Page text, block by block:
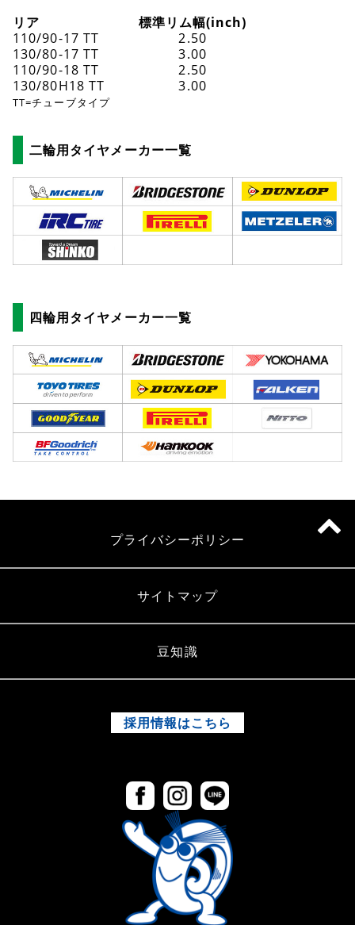
リア
110/90-17 TT
130/80-17 TT
110/90-18 TT
130/80H18 TT
標準リム幅(inch)
2.50
3.00
2.50
3.00
TT=チューブタイプ
二輪用タイヤメーカー一覧
四輪用タイヤメーカー一覧
プライバシーポリシー
サイトマップ
豆知識
採用情報はこちら